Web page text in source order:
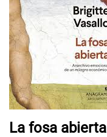
La fosa abierta